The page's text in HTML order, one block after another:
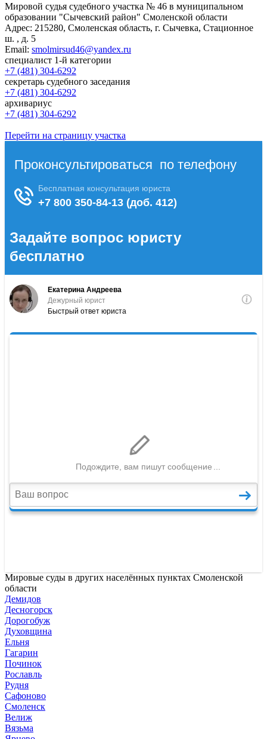
Мировой судья судебного участка № 46 в муниципальном
образовании "Сычевский район" Смоленской области
Адрес: 215280, Смоленская область, г. Сычевка, Стационное
ш. , д. 5
Email: smolmirsud46@yandex.ru
специалист 1-й категории
+7 (481) 304-6292
секретарь судебного заседания
+7 (481) 304-6292
архивариус
+7 (481) 304-6292
Перейти на страницу участка
Мировые суды в других населённых пунктах Смоленской
области
Демидов
Десногорск
Дорогобуж
Духовщина
Ельня
Гагарин
Починок
Рославль
Рудня
Сафоново
Смоленск
Велиж
Вязьма